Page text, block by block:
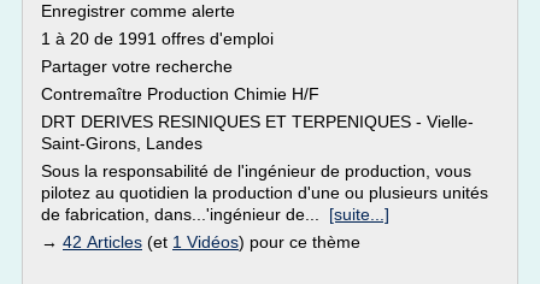
Enregistrer comme alerte
1 à 20 de 1991 offres d'emploi
Partager votre recherche
Contremaître Production Chimie H/F
DRT DERIVES RESINIQUES ET TERPENIQUES - Vielle-
Saint-Girons, Landes
Sous la responsabilité de l'ingénieur de production, vous
pilotez au quotidien la production d'une ou plusieurs unités
de fabrication, dans...'ingénieur de... [suite...]
→ 42 Articles (et 1 Vidéos) pour ce thème